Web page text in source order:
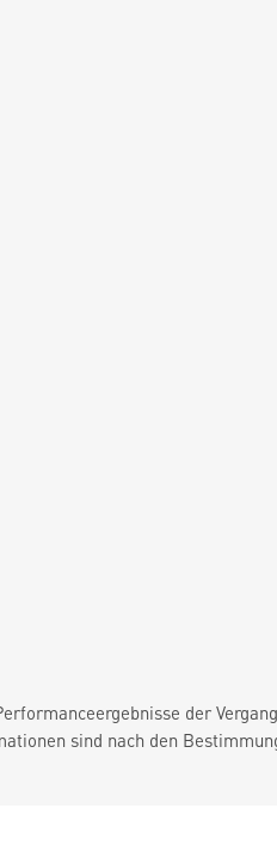
der
sind nach den